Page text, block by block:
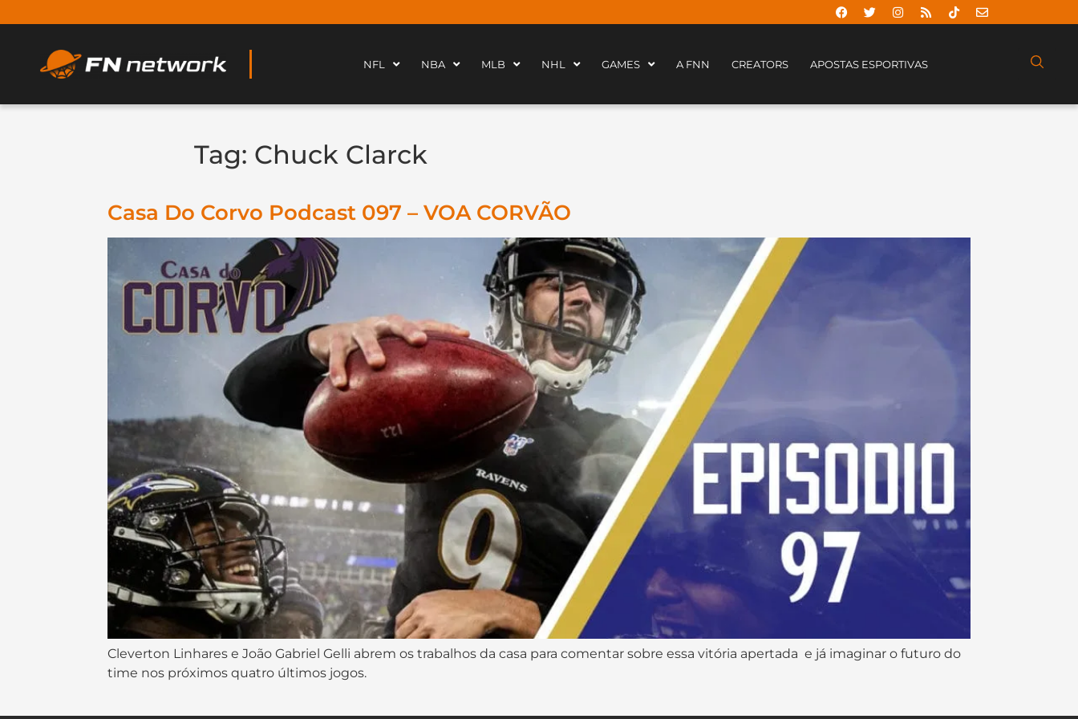
NFL NBA MLB NHL GAMES A FNN CREATORS APOSTAS ESPORTIVAS
Tag: Chuck Clarck
Casa Do Corvo Podcast 097 – VOA CORVÃO
Cleverton Linhares e João Gabriel Gelli abrem os trabalhos da casa para comentar sobre essa vitória apertada e já imaginar o futuro do
time nos próximos quatro últimos jogos.